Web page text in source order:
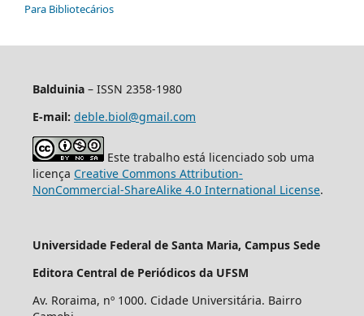
Para Bibliotecários
Balduinia – ISSN 2358-1980
E-mail: deble.biol@gmail.com
Este trabalho está licenciado sob uma
licença Creative Commons Attribution-
NonCommercial-ShareAlike 4.0 International License.
Universidade Federal de Santa Maria, Campus Sede
Editora Central de Periódicos da UFSM
Av. Roraima, nº 1000. Cidade Universitária. Bairro